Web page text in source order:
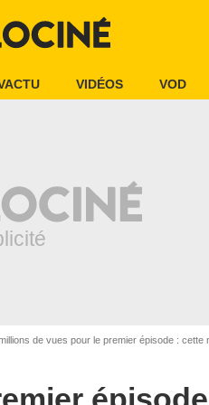
VIDÉOS VOD
de vues pour le premier épisode : cette nouvelle